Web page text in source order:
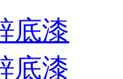
底漆
底漆